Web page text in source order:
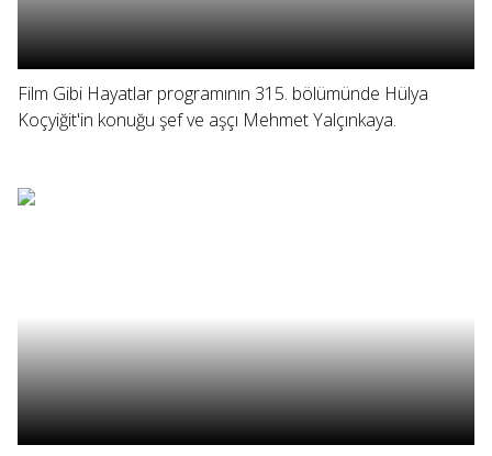
Film Gibi Hayatlar programının 315. bölümünde Hülya
Koçyiğit'in konuğu şef ve aşçı Mehmet Yalçınkaya.